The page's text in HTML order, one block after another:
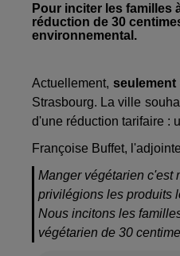
Pour inciter les familles
réduction de 30
environnemental.
Actuellement, seulement
Strasbourg. La ville
d'une réduction tarifaire :
Françoise Buffet,
Manger végétarien c'est
privilégions les produits
Nous incitons les
végétarien de 30